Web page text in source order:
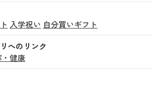
入学祝い 自分買いギフト
へのリンク
・健康